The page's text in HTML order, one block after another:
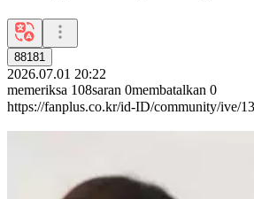
88181
2026.07.01 20:22
memeriksa 108saran 0membatalkan 0
https://fanplus.co.kr/id-ID/community/ive/